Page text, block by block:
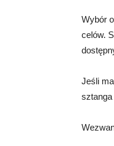
Wybór
celów.
Jeśli
sztanga